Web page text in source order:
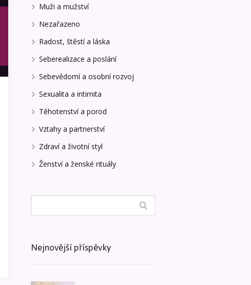
Muži a mužství
Nezařazeno
Radost, štěstí a láska
Seberealizace a poslání
Sebevědomí a osobní rozvoj
Sexualita a intimita
Těhotenství a porod
Vztahy a partnerství
Zdraví a životní styl
Ženství a ženské rituály
Nejnovější příspěvky